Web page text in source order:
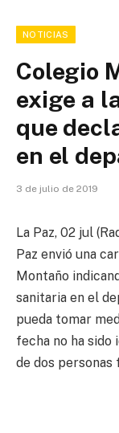
NOTICIAS
Colegio
exige a
que
en el
3 de julio de 2019
La Paz, 02 jul
Paz envió una
Montaño
sanitaria en el
pueda tomar
fecha no ha sido
de dos personas